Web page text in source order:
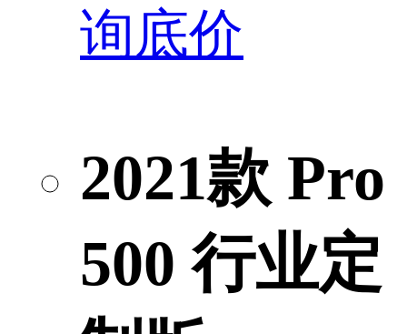
询底价
2021款 Pro
500 行业定